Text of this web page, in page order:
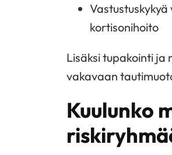
kortisonihoito
Lisäksi tupakointi ja
vakavaan
Kuulunko